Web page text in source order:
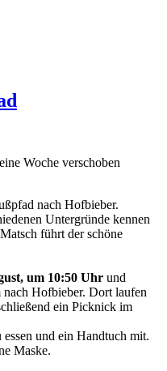
Woche verschoben
nach Hofbieber.
Untergründe kennen
führt der schöne
um 10:50 Uhr und
nach Hofbieber. Dort laufen
ein Picknick im
und ein Handtuch mit.
Maske.